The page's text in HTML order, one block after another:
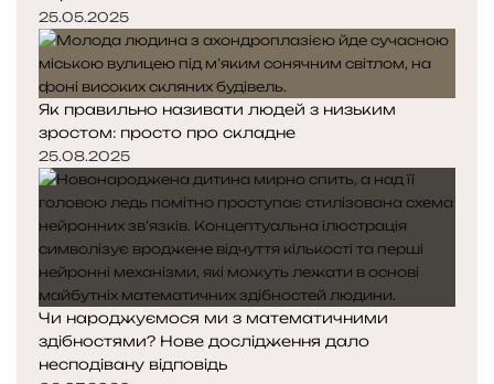
25.05.2025
Як правильно називати людей з низьким
зростом: просто про складне
25.08.2025
Чи народжуємося ми з математичними
здібностями? Нове дослідження дало
несподівану відповідь